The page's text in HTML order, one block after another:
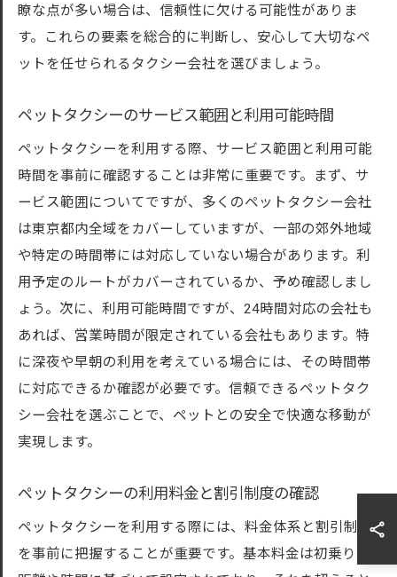
瞭な点が多い場合は、信頼性に欠ける可能性がありま
す。これらの要素を総合的に判断し、安心して大切なペ
ットを任せられるタクシー会社を選びましょう。
ペットタクシーのサービス範囲と利用可能時間
ペットタクシーを利用する際、サービス範囲と利用可能
時間を事前に確認することは非常に重要です。まず、サ
ービス範囲についてですが、多くのペットタクシー会社
は東京都内全域をカバーしていますが、一部の郊外地域
や特定の時間帯には対応していない場合があります。利
用予定のルートがカバーされているか、予め確認しまし
ょう。次に、利用可能時間ですが、24時間対応の会社も
あれば、営業時間が限定されている会社もあります。特
に深夜や早朝の利用を考えている場合には、その時間帯
に対応できるか確認が必要です。信頼できるペットタク
シー会社を選ぶことで、ペットとの安全で快適な移動が
実現します。
ペットタクシーの利用料金と割引制度の確認
ペットタクシーを利用する際には、料金体系と割引制度
を事前に把握することが重要です。基本料金は初乗りの